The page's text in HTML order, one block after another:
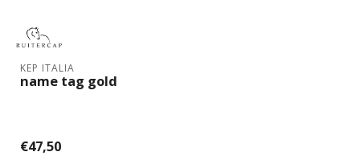
KEP ITALIA
name tag gold
€47,50